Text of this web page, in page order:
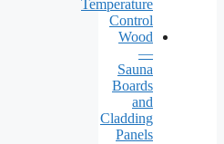
Temperature
Control
Wood
—
Sauna
Boards
and
Cladding
Panels